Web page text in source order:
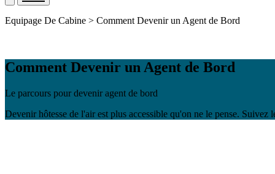
Equipage De Cabine > Comment Devenir un Agent de Bord
Comment Devenir un Agent de Bord
Le parcours pour devenir agent de bord
Devenir hôtesse de l'air est plus accessible qu'on ne le pense.